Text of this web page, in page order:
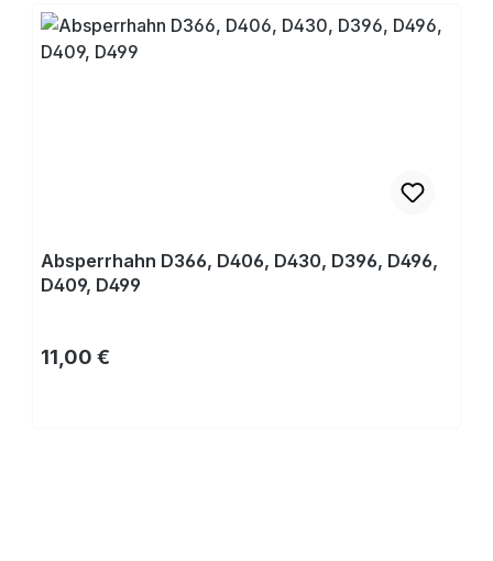
Absperrhahn D366, D406, D430, D396, D496,
D409, D499
Regulärer Preis:
11,00 €